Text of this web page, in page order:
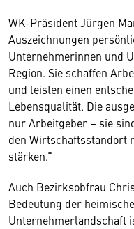
WK-Präsident Jürgen
Auszeichnungen
Unternehmerinnen und
Region. Sie schaffen
und leisten einen
Lebensqualität. Die
nur Arbeitgeber – sie
den Wirtschaftsstandort
stärken.“
Auch Bezirksobfrau
Bedeutung der
Unternehmerlandschaft